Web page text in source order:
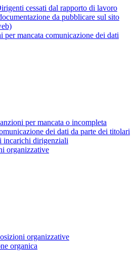
cessati dal rapporto di lavoro
da pubblicare sul sito
per mancata comunicazione dei dati
per mancata o incompleta
dei dati da parte dei titolari
incarichi dirigenziali
organizzative
organizzative
organica